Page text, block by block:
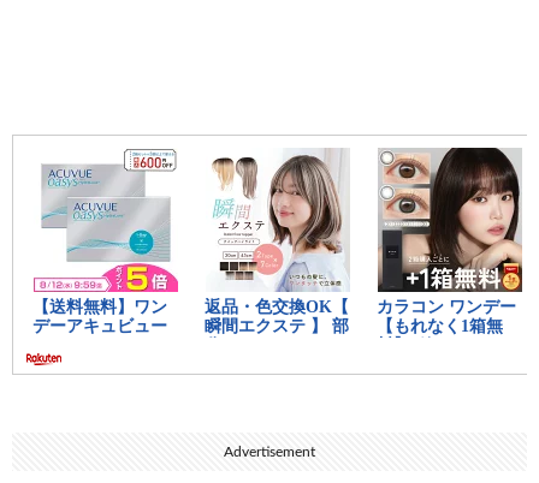
Advertisement